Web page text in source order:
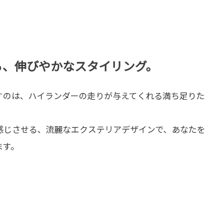
伸びやかなスタイリング。
は、ハイランダーの走りが与えてくれる満ち足りた
させる、流麗なエクステリアデザインで、あなたを
。